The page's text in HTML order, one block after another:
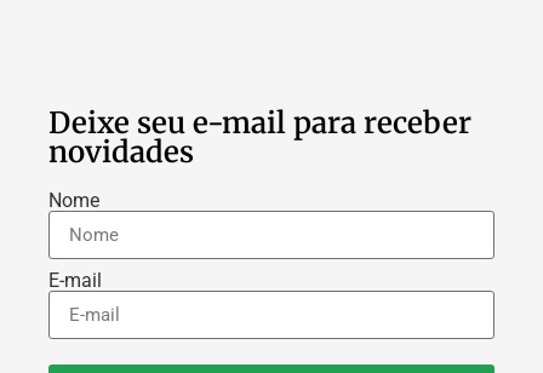
Deixe seu e-mail para receber
novidades
Nome
E-mail